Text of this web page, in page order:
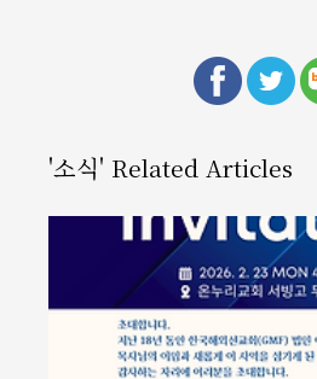
'소식' Related Articles